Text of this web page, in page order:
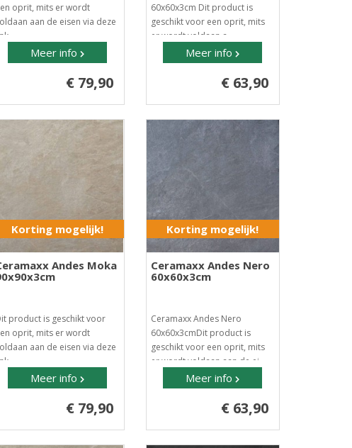
oprit, mits er wordt
aan de eisen via deze
..
Meer info
€ 79,90
60x60x3cm Dit product is
geschikt voor een oprit, mits
er wordt voldaan a..
Meer info
€ 63,90
Korting mogelijk!
Andes Moka
product is geschikt voor
oprit, mits er wordt
aan de eisen via deze
..
Meer info
€ 79,90
Korting mogelijk!
Ceramaxx Andes Nero
60x60x3cm
Ceramaxx Andes Nero
60x60x3cmDit product is
geschikt voor een oprit, mits
er wordt voldaan aan de ei..
Meer info
€ 63,90